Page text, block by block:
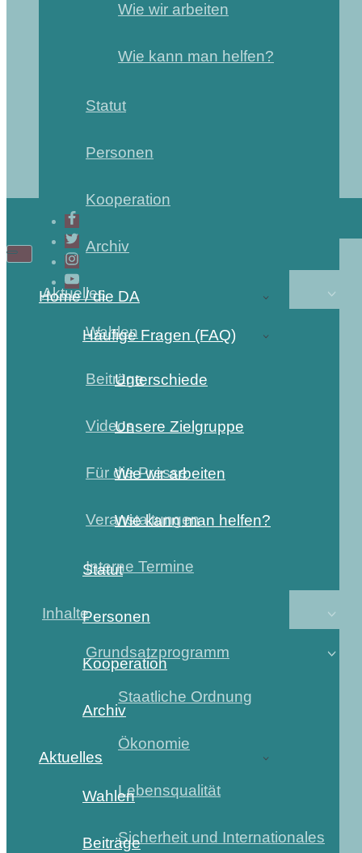
Wie wir arbeiten
Wie kann man helfen?
Statut
Personen
Kooperation
Archiv
Aktuelles
Wahlen
Beiträge
Videos
Für die Presse
Veranstaltungen
Interne Termine
Inhalte
Grundsatzprogramm
Staatliche Ordnung
Ökonomie
Lebensqualität
Sicherheit und Internationales
Home / die DA
Häufige Fragen (FAQ)
Unterschiede
Unsere Zielgruppe
Wie wir arbeiten
Wie kann man helfen?
Statut
Personen
Kooperation
Archiv
Aktuelles
Wahlen
Beiträge